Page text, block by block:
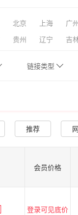
北京 上海
广
贵州 辽宁 吉
链接类型
推荐
会员价格
登录可见底价